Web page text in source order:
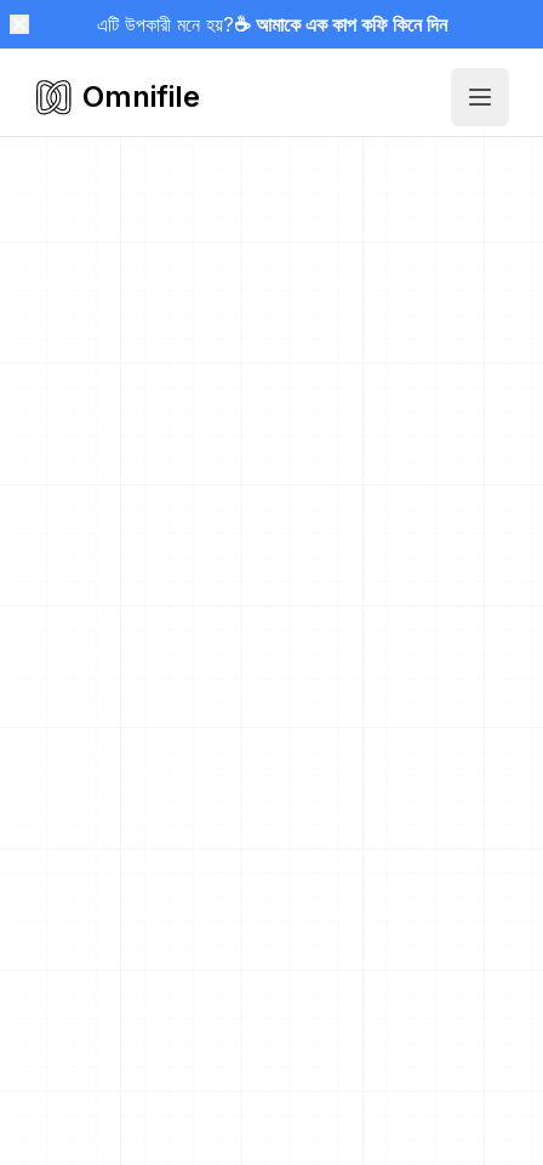
এটি উপকারী মনে হয়?☕ আমাকে এক কাপ কফি কিনে দিন
Omnifile